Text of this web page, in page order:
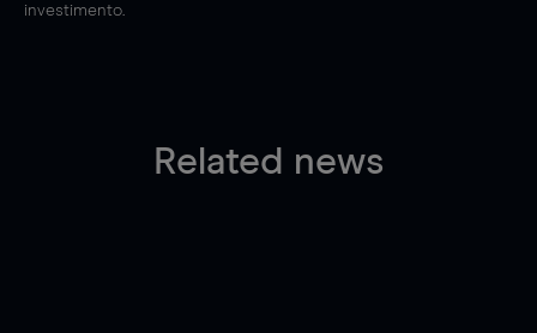
investimento.
Related news